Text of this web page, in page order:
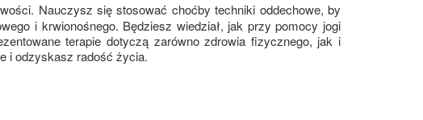
Nauczysz się stosować choćby techniki oddechowe, by
i krwionośnego. Będziesz wiedział, jak przy pomocy jogi
terapie dotyczą zarówno zdrowia fizycznego, jak i
i odzyskasz radość życia.